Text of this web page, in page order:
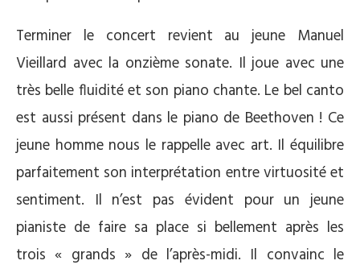
Terminer le concert revient au jeune Manuel
Vieillard avec la onzième sonate. Il joue avec une
très belle fluidité et son piano chante. Le bel canto
est aussi présent dans le piano de Beethoven ! Ce
jeune homme nous le rappelle avec art. Il équilibre
parfaitement son interprétation entre virtuosité et
sentiment. Il n’est pas évident pour un jeune
pianiste de faire sa place si bellement après les
trois « grands » de l’après-midi. Il convainc le